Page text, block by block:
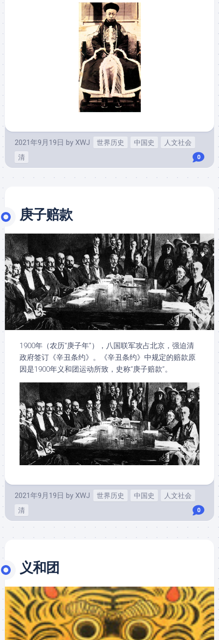
2021年9月19日 by XWJ 世界历史 中国史
人文社会
清
0
庚子赔款
1900年（农历“庚子年”），八国联军攻占北京，强迫清
政府签订《辛丑条约》。《辛丑条约》中规定的赔款原
因是1900年义和团运动所致，史称“庚子赔款”。
2021年9月19日 by XWJ 世界历史 中国史
人文社会
清
0
义和团